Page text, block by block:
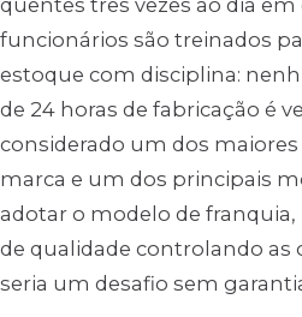
quentes três vezes ao dia em
funcionários são treinados
estoque com disciplina:
de 24 horas de fabricação é
considerado um dos maiores
marca e um dos principais
adotar o modelo de
de qualidade controlando as
seria um desafio sem